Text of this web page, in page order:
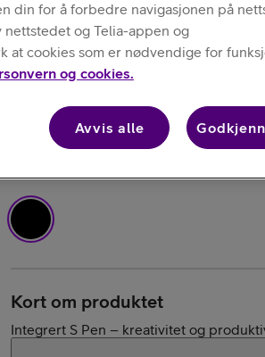
Kjøp AirPods
Kjøp Samsung
Samsung
Galaxy S22
Svart, 256 GB
Velg farge:
Kort om produktet
Integrert S Pen – kreativitet og
din for å forbedre navigasjonen på
nettstedet og Telia-appen og
at cookies som er nødvendige for
og cookies.
Avvis alle